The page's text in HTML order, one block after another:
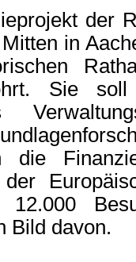
der
in
Sie
die
der
Bild davon.